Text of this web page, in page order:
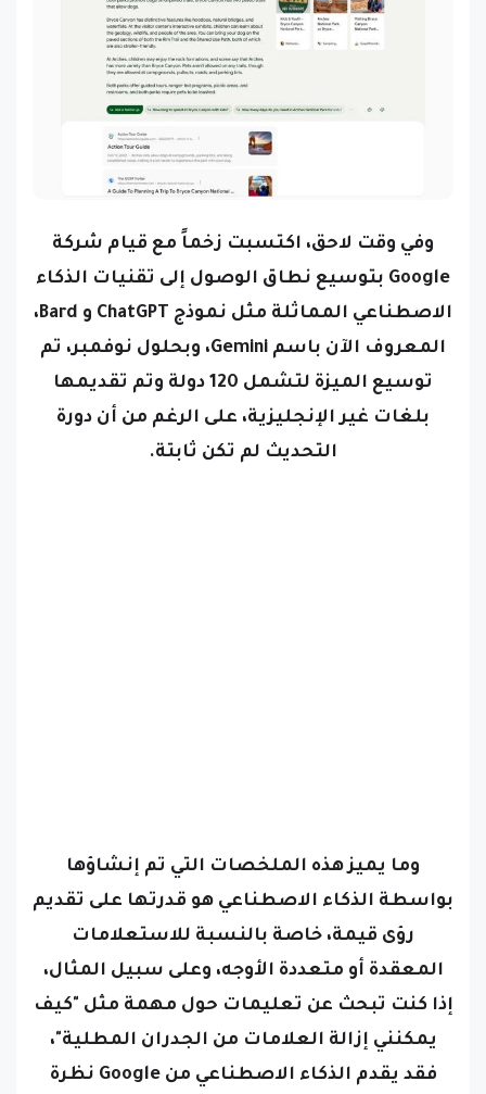
وفي وقت لاحق، اكتسبت زخماً مع قيام شركة
Google بتوسيع نطاق الوصول إلى تقنيات الذكاء
الاصطناعي المماثلة مثل نموذج ChatGPT و Bard،
المعروف الآن باسم Gemini،
وبحلول نوفمبر، تم
توسيع الميزة لتشمل 120 دولة وتم تقديمها
بلغات غير الإنجليزية، على الرغم من أن دورة
التحديث لم تكن ثابتة.
وما يميز هذه الملخصات التي تم إنشاؤها
بواسطة الذكاء الاصطناعي هو قدرتها على تقديم
رؤى قيمة، خاصة بالنسبة للاستعلامات
المعقدة أو متعددة الأوجه، وعلى سبيل المثال،
إذا كنت تبحث عن تعليمات حول مهمة مثل "كيف
يمكنني إزالة العلامات من الجدران المطلية"،
فقد يقدم الذكاء الاصطناعي من Google نظرة